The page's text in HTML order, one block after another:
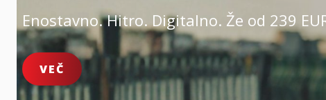
Enostavno. Hitro. Digitalno. Že od 239
VEČ